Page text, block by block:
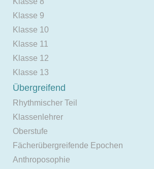
Klasse 9
Klasse 10
Klasse 11
Klasse 12
Klasse 13
Übergreifend
Rhythmischer Teil
Klassenlehrer
Oberstufe
Fächerübergreifende Epochen
Anthroposophie